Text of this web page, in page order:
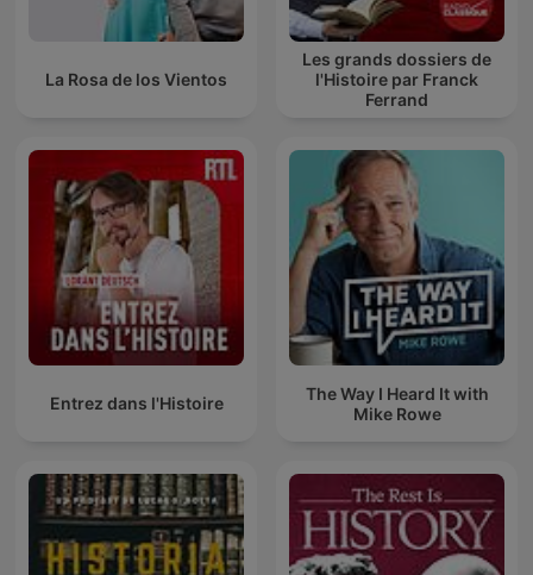
La Rosa de los Vientos
Les grands dossiers de
l'Histoire par Franck
Ferrand
Entrez dans l'Histoire
The Way I Heard It with
Mike Rowe